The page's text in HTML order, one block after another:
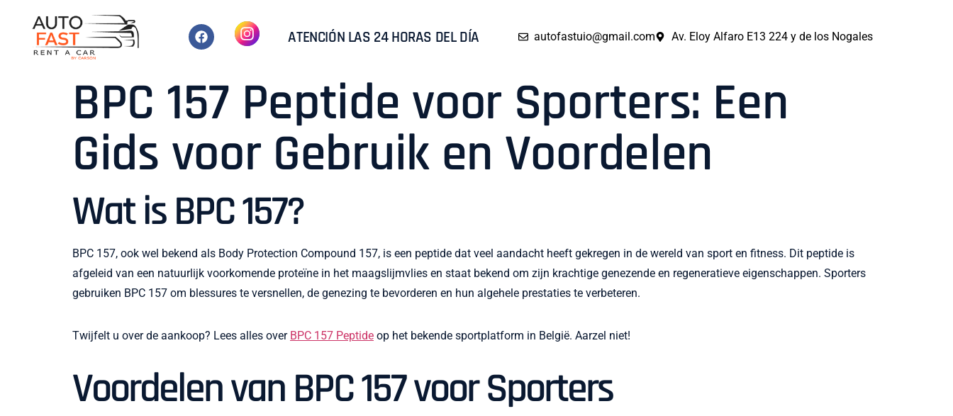
ATENCIÓN LAS 24 HORAS DEL DÍA autofastuio@gmail.com Av. Eloy Alfaro E13 224 y de los Nogales
BPC 157 Peptide voor Sporters: Een
Gids voor Gebruik en Voordelen
Wat is BPC 157?
BPC 157, ook wel bekend als Body Protection Compound 157, is een peptide dat veel aandacht heeft gekregen in de wereld van sport en fitness. Dit peptide is
afgeleid van een natuurlijk voorkomende proteïne in het maagslijmvlies en staat bekend om zijn krachtige genezende en regeneratieve eigenschappen. Sporters
gebruiken BPC 157 om blessures te versnellen, de genezing te bevorderen en hun algehele prestaties te verbeteren.
Twijfelt u over de aankoop? Lees alles over BPC 157 Peptide op het bekende sportplatform in België. Aarzel niet!
Voordelen van BPC 157 voor Sporters